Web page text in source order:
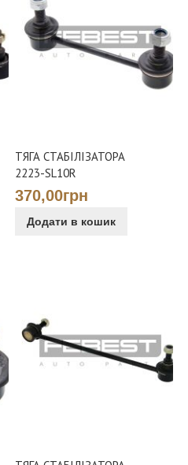
ТЯГА СТАБІЛІЗАТОРА
2223-SL10R
370,00грн
Додати в кошик